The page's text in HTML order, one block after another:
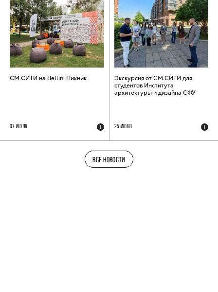
СМ.СИТИ на Bellini Пикник
07 ИЮЛЯ
Экскурсия от СМ.СИТИ для
студентов Института
архитектуры и дизайна СФУ
25 ИЮНЯ
ВСЕ НОВОСТИ